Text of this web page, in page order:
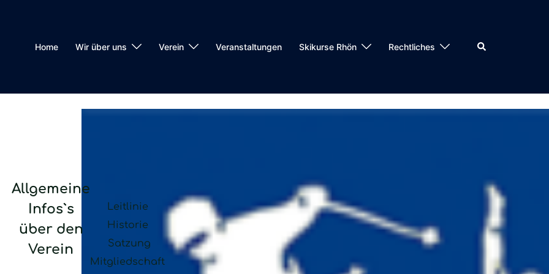
Home Wir über uns Verein Veranstaltungen Skikurse Rhön Rechtliches
Allgemeine
Infos`s
über den
Verein
Leitlinie
Historie
Satzung
Mitgliedschaft